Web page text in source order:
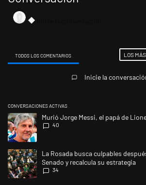
TODOS LOS COMENTARIOS LOS
Inicie la
CONVERSACIONES ACTIVAS
Este listado muestra los artículos con más
Un artículo de tendencia con el título "Murió
Murió Jorge Messi, el papá de
40
Un artículo de tendencia con el título "La
La Rosada busca culpables
Senado y recalcula su estrategia
34